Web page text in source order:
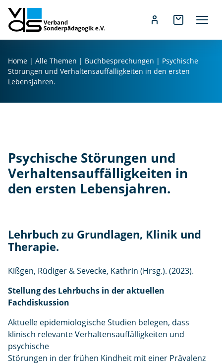
h
Home | Alle Themen | Buchbesprechungen | Psychische
Störungen und Verhaltensauffälligkeiten in den ersten
Lebensjahren.
Psychische Störungen und
Verhaltensauffälligkeiten in
den ersten Lebensjahren.
Lehrbuch zu Grundlagen, Klinik und
Therapie.
Kißgen, Rüdiger & Sevecke, Kathrin (Hrsg.). (2023).
Stellung des Lehrbuchs in der aktuellen
Fachdiskussion
Aktuelle epidemiologische Studien belegen, dass
klinisch relevante Verhaltensauffälligkeiten und
psychische
Störungen in der frühen Kindheit mit einer Prävalenz